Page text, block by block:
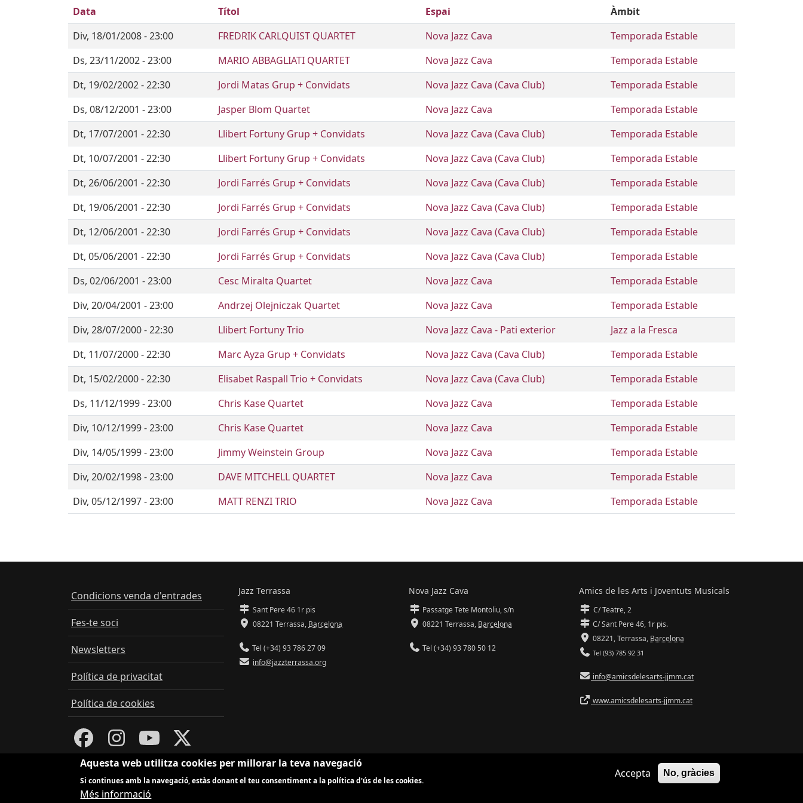
Data Títol Espai
Àmbit
Div, 18/01/2008 - 23:00
FREDRIK CARLQUIST QUARTET Nova Jazz Cava
Temporada Estable
Ds, 23/11/2002 - 23:00
MARIO ABBAGLIATI QUARTET Nova Jazz Cava
Temporada Estable
Dt, 19/02/2002 - 22:30
Jordi Matas Grup + Convidats Nova Jazz Cava (Cava Club)
Temporada Estable
Ds, 08/12/2001 - 23:00
Jasper Blom Quartet Nova Jazz Cava
Temporada Estable
Dt, 17/07/2001 - 22:30
Llibert Fortuny Grup + Convidats Nova Jazz Cava (Cava Club)
Temporada Estable
Dt, 10/07/2001 - 22:30
Llibert Fortuny Grup + Convidats Nova Jazz Cava (Cava Club)
Temporada Estable
Dt, 26/06/2001 - 22:30
Jordi Farrés Grup + Convidats Nova Jazz Cava (Cava Club)
Temporada Estable
Dt, 19/06/2001 - 22:30
Jordi Farrés Grup + Convidats Nova Jazz Cava (Cava Club)
Temporada Estable
Dt, 12/06/2001 - 22:30
Jordi Farrés Grup + Convidats Nova Jazz Cava (Cava Club)
Temporada Estable
Dt, 05/06/2001 - 22:30
Jordi Farrés Grup + Convidats Nova Jazz Cava (Cava Club)
Temporada Estable
Ds, 02/06/2001 - 23:00
Cesc Miralta Quartet Nova Jazz Cava
Temporada Estable
Div, 20/04/2001 - 23:00
Andrzej Olejniczak Quartet Nova Jazz Cava
Temporada Estable
Div, 28/07/2000 - 22:30
Llibert Fortuny Trio Nova Jazz Cava - Pati exterior
Jazz a la Fresca
Dt, 11/07/2000 - 22:30
Marc Ayza Grup + Convidats Nova Jazz Cava (Cava Club)
Temporada Estable
Dt, 15/02/2000 - 22:30
Elisabet Raspall Trio + Convidats Nova Jazz Cava (Cava Club)
Temporada Estable
Ds, 11/12/1999 - 23:00
Chris Kase Quartet Nova Jazz Cava
Temporada Estable
Div, 10/12/1999 - 23:00
Chris Kase Quartet Nova Jazz Cava
Temporada Estable
Div, 14/05/1999 - 23:00
Jimmy Weinstein Group Nova Jazz Cava
Temporada Estable
Div, 20/02/1998 - 23:00
DAVE MITCHELL QUARTET Nova Jazz Cava
Temporada Estable
Div, 05/12/1997 - 23:00
MATT RENZI TRIO Nova Jazz Cava Temporada Estable
Condicions venda d'entrades
Fes-te soci
Newsletters
Política de privacitat
Política de cookies
Jazz Terrassa
Sant Pere 46 1r pis
08221 Terrassa, Barcelona
Tel (+34) 93 786 27 09
info@jazzterrassa.org
Nova Jazz Cava
Passatge Tete Montoliu, s/n
08221 Terrassa, Barcelona
Tel (+34) 93 780 50 12
Amics de les Arts i Joventuts Musicals
C/ Teatre, 2
C/ Sant Pere 46, 1r pis.
08221,Terrassa, Barcelona
Tel (93) 785 92 31
info@amicsdelesarts-jjmm.cat
www.amicsdelesarts-jjmm.cat
Drupal perCommunia | Hosting d'
Aquesta web utilitza cookies per millorar la teva navegació
Si continues amb la navegació, estàs donant el teu consentiment a la política d'ús de les cookies.
Més informació
Accepta No, gràcies